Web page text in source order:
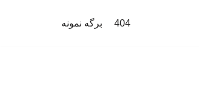
404 برگه نمونه